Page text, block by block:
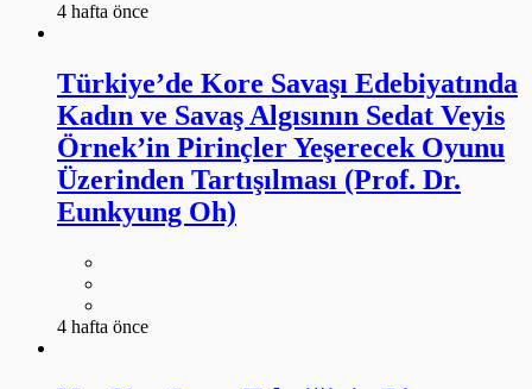
4 hafta önce
Türkiye’de Kore Savaşı Edebiyatında
Kadın ve Savaş Algısının Sedat Veyis
Örnek’in Pirinçler Yeşerecek Oyunu
Üzerinden Tartışılması (Prof. Dr.
Eunkyung Oh)
4 hafta önce